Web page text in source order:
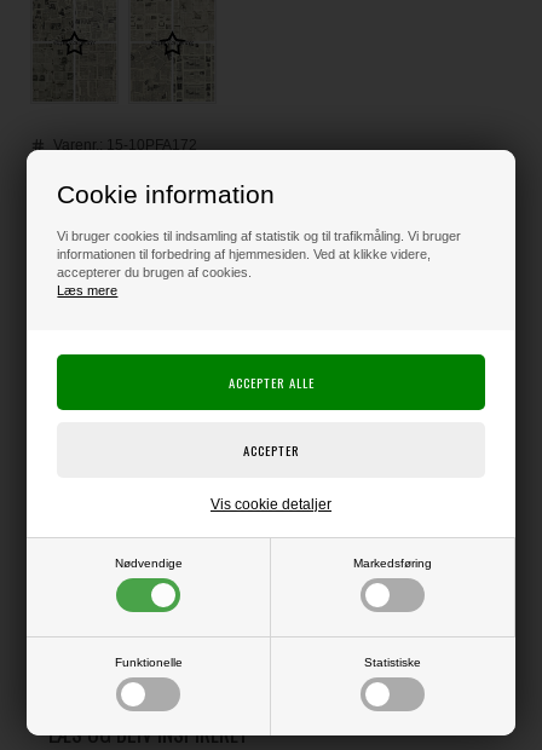
Cookie information
Vi bruger cookies til indsamling af statistik og til trafikmåling. Vi bruger
informationen til forbedring af hjemmesiden. Ved at klikke videre,
accepterer du brugen af cookies.
Læs mere
Nødvendige Markedsføring
Funktionelle Statistiske
Vis cookie detaljer
Varenr.: 15-10PFA172
Loyalitetsrabat: 1 Point -Læs mere
49,00
Klik her for pris inkl. fragt
Producentens varenr.:
LÆS OG BLIV INSPIRERET